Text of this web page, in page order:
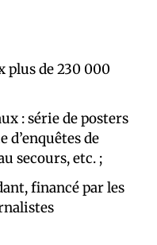
plus de 230 000
: série de posters
d’enquêtes de
secours, etc. ;
financé par les